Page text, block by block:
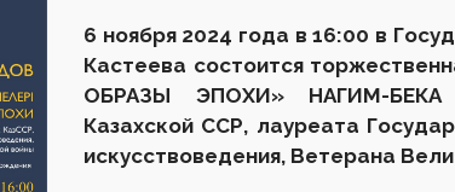
6 ноября 2024 года в 16:00 в
Кастеева состоится
ОБРАЗЫ ЭПОХИ» НАГИМ-
Казахской ССР, лауреата
искусствоведения, Ветерана